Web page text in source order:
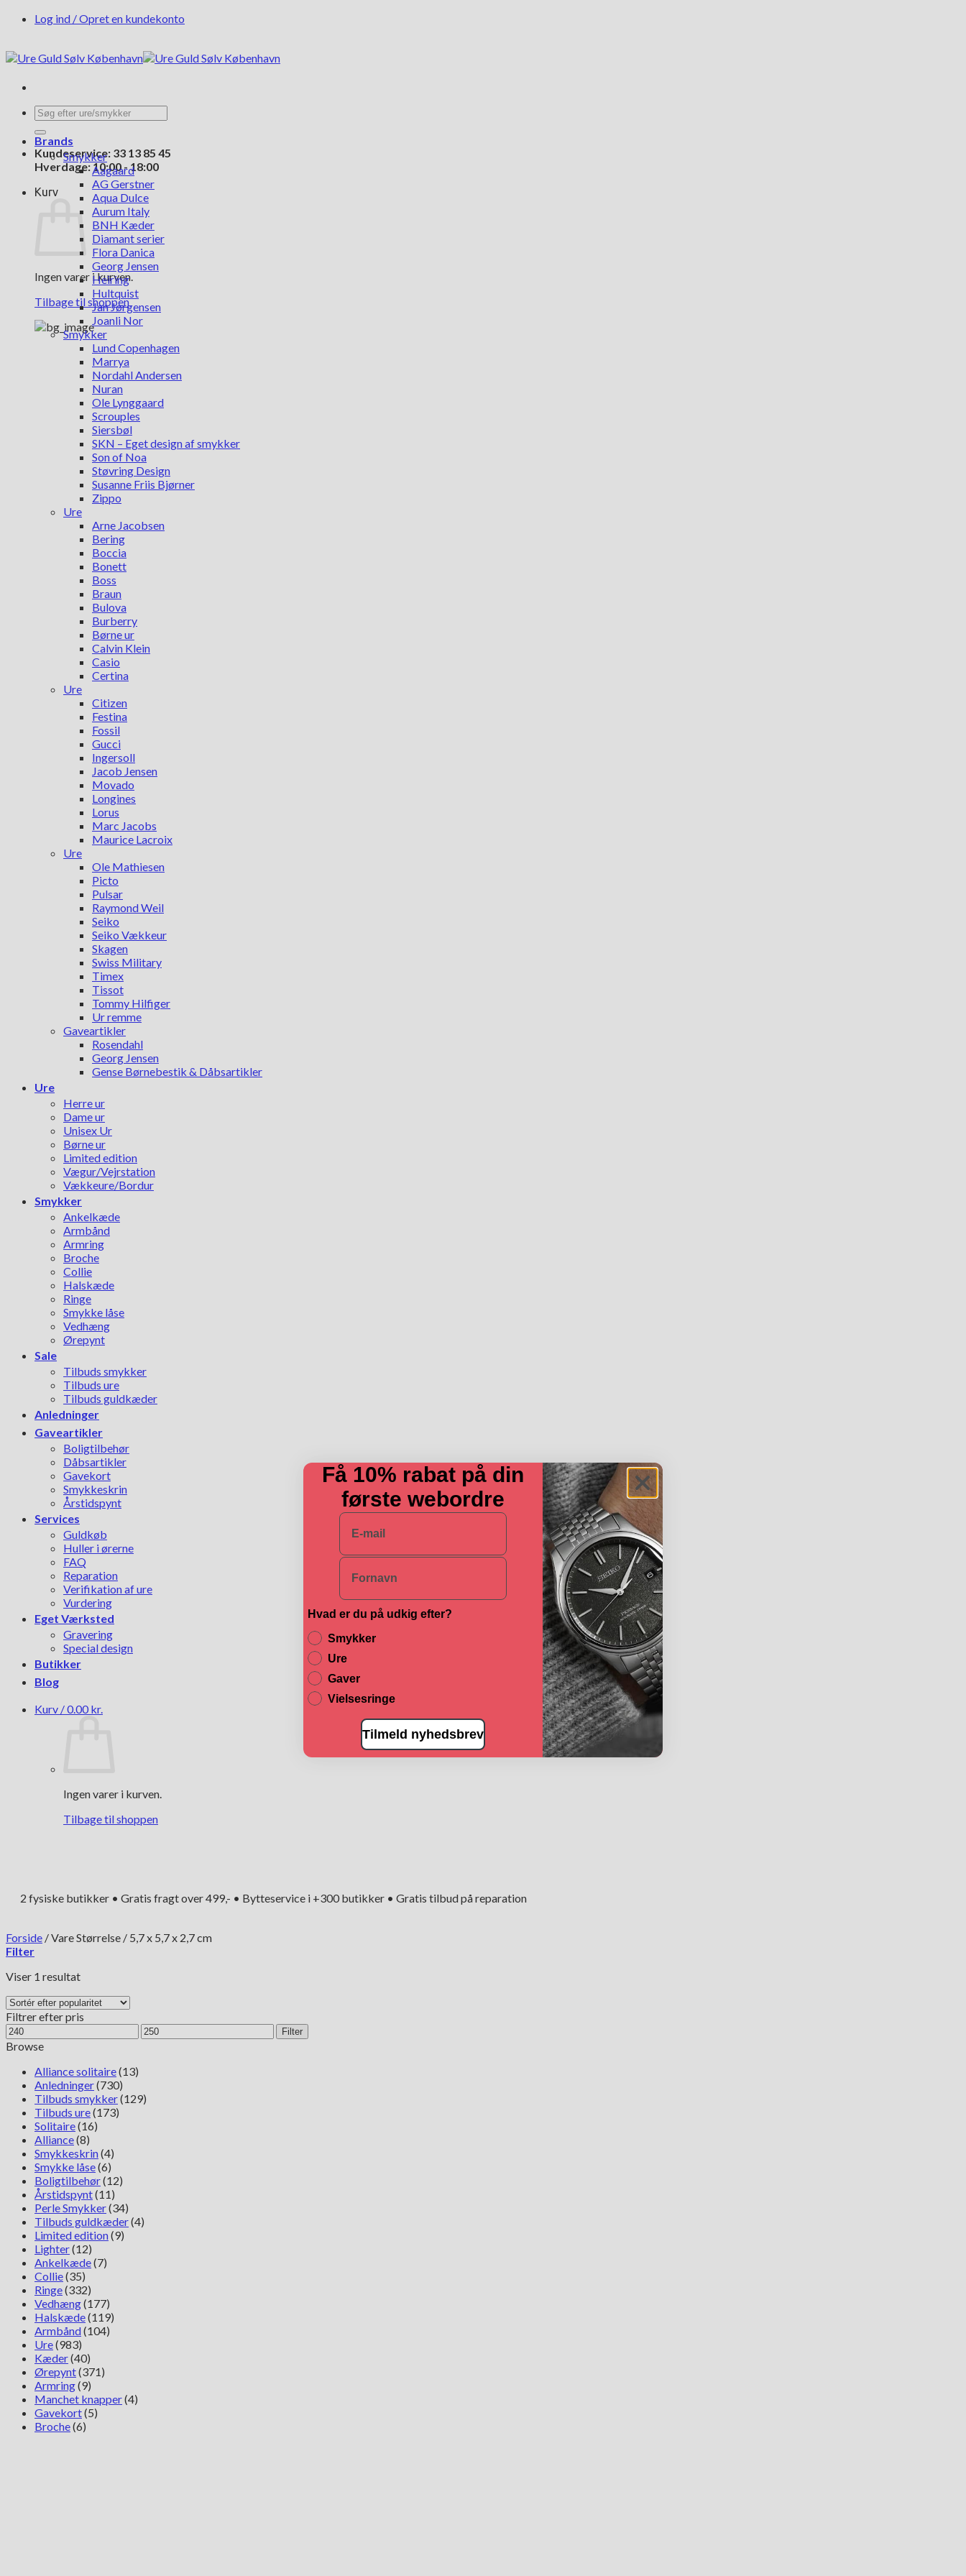
FortsætLog ind / Opret en kundekonto
Søg
efter:
Kundeservice: 33 13 85 45
Hverdage: 10:00 - 18:00
Kurv
Ingen varer i kurven.
Tilbage til shoppen
Brands
Smykker
Aagaard
AG Gerstner
Aqua Dulce
Aurum Italy
BNH Kæder
Diamant serier
Flora Danica
Georg Jensen
Heiring
Hultquist
Jan Jørgensen
Joanli Nor
Smykker
Lund Copenhagen
Marrya
Nordahl Andersen
Nuran
Ole Lynggaard
Scrouples
Siersbøl
SKN – Eget design af smykker
Son of Noa
Støvring Design
Susanne Friis Bjørner
Zippo
Ure
Arne Jacobsen
Bering
Boccia
Bonett
Boss
Braun
Bulova
Burberry
Børne ur
Calvin Klein
Casio
Certina
Ure
Citizen
Festina
Fossil
Gucci
Ingersoll
Jacob Jensen
Movado
Longines
Lorus
Marc Jacobs
Maurice Lacroix
Ure
Ole Mathiesen
Picto
Pulsar
Raymond Weil
Seiko
Seiko Vækkeur
Skagen
Swiss Military
Timex
Tissot
Tommy Hilfiger
Ur remme
Gaveartikler
Rosendahl
Georg Jensen
Gense Børnebestik & Dåbsartikler
Ure
Herre ur
Dame ur
Unisex Ur
Børne ur
Limited edition
Vægur/Vejrstation
Vækkeure/Bordur
Smykker
Ankelkæde
Armbånd
Armring
Broche
Collie
Halskæde
Ringe
Smykke låse
Vedhæng
Ørepynt
Sale
Tilbuds smykker
Tilbuds ure
Tilbuds guldkæder
Anledninger
Gaveartikler
Boligtilbehør
Dåbsartikler
Gavekort
Smykkeskrin
Årstidspynt
Services
Guldkøb
Huller i ørerne
FAQ
Reparation
Verifikation af ure
Vurdering
Eget Værksted
Gravering
Special design
Butikker
Blog
Kurv /0.00 kr.
Ingen varer i kurven.
Tilbage til shoppen
2 fysiske butikker • Gratis fragt over 499,- • Bytteservice i +300 butikker • Gratis tilbud på reparation
Forside /Vare Størrelse / 5,7 x 5,7 x 2,7 cm
Filter
Viser 1 resultat
Filtrer efter pris
Mindste
pris
Højeste
pris
Filter
Browse
Alliance solitaire(13)
Anledninger(730)
Tilbuds smykker(129)
Tilbuds ure(173)
Solitaire(16)
Alliance(8)
Smykkeskrin(4)
Smykke låse(6)
Boligtilbehør(12)
Årstidspynt(11)
Perle Smykker(34)
Tilbuds guldkæder(4)
Limited edition(9)
Lighter(12)
Ankelkæde(7)
Collie(35)
Ringe(332)
Vedhæng(177)
Halskæde(119)
Armbånd(104)
Ure(983)
Kæder(40)
Ørepynt(371)
Armring(9)
Manchet knapper(4)
Gavekort(5)
Broche(6)
Få 10% rabat på din
første webordre
E-mail
Navn
Hvad er du på udkig efter?
Smykker
Ure
Gaver
Vielsesringe
Tilmeld nyhedsbrev